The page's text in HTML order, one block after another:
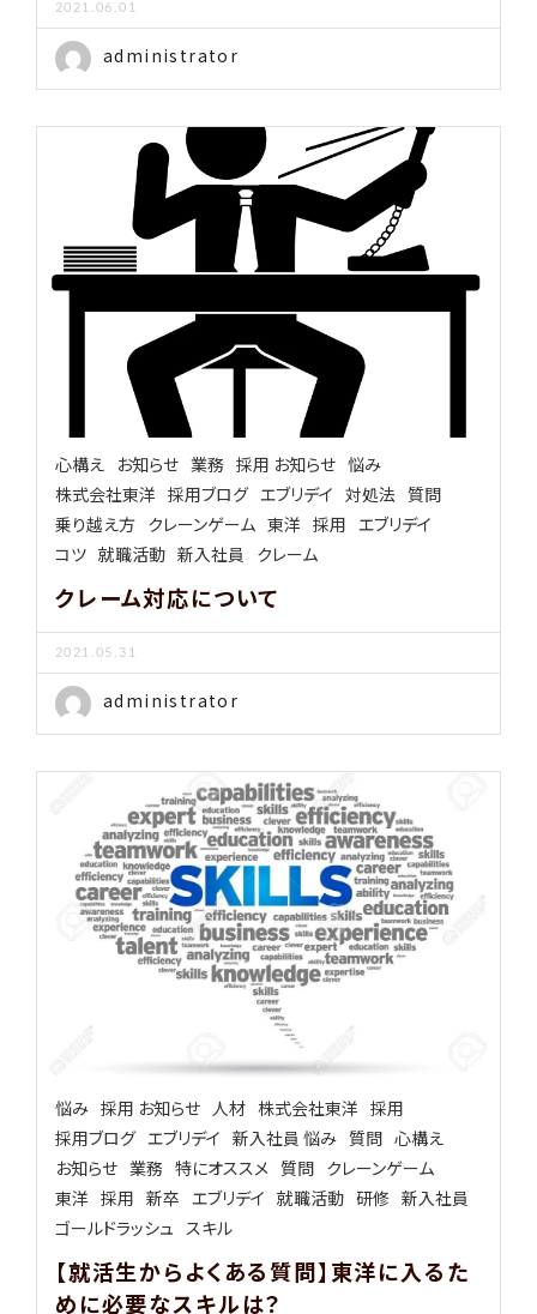
2021.06.01
administrator
心構え お知らせ 業務 採用 お知らせ 悩み
株式会社東洋 採用ブログ エブリデイ 対処法 質問
乗り越え方 クレーンゲーム 東洋 採用 エブリデイ
コツ 就職活動 新入社員 クレーム
クレーム対応について
2021.05.31
administrator
悩み 採用 お知らせ 人材 株式会社東洋 採用
採用ブログ エブリデイ 新入社員 悩み 質問 心構え
お知らせ 業務 特にオススメ 質問 クレーンゲーム
東洋 採用 新卒 エブリデイ 就職活動 研修 新入社員
ゴールドラッシュ スキル
【就活生からよくある質問】東洋に入るた
めに必要なスキルは？